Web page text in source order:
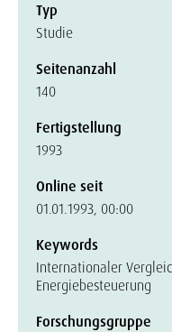
Typ
Studie
Seitenanzahl
140
Fertigstellung
1993
Online seit
01.01.1993, 00:00
Keywords
Internationaler
Energiebesteuerung
Forschungsgruppe